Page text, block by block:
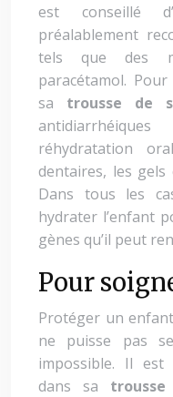
est conseillé
préalablement
tels que des
paracétamol.
sa trousse de
réhydratation
dentaires, les gels
Dans tous les
hydrater l’enfant
gènes qu’il peut
Pour
Protéger un
ne puisse pas
impossible. Il est
dans sa